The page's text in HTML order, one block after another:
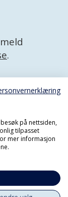
.
på nettsiden,
tilpasset
mer informasjon